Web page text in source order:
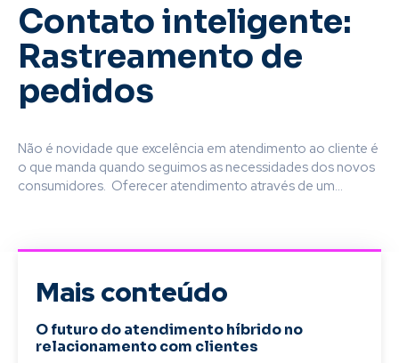
Contato inteligente:
Rastreamento de
pedidos
Não é novidade que excelência em atendimento ao cliente é
o que manda quando seguimos as necessidades dos novos
consumidores. Oferecer atendimento através de um...
Mais conteúdo
O futuro do atendimento híbrido no
relacionamento com clientes